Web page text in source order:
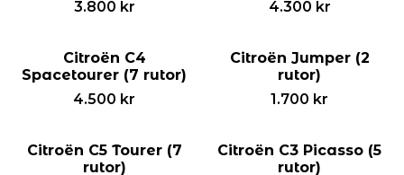
3.800 kr 4.300 kr
Citroën C4
Spacetourer (7 rutor)
4.500 kr
Citroën Jumper (2
rutor)
1.700 kr
Citroën C5 Tourer (7
rutor)
Citroën C3 Picasso (5
rutor)